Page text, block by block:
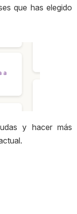
que has elegido
y hacer más